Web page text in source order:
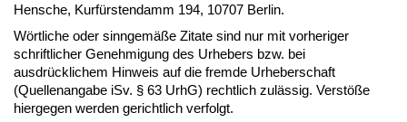
Hensche, Kurfürstendamm 194, 10707 Berlin.
Wörtliche oder sinngemäße Zitate sind nur mit vorheriger
schriftlicher Genehmigung des Urhebers bzw. bei
ausdrücklichem Hinweis auf die fremde Urheberschaft
(Quellenangabe iSv. § 63 UrhG) rechtlich zulässig. Verstöße
hiergegen werden gerichtlich verfolgt.